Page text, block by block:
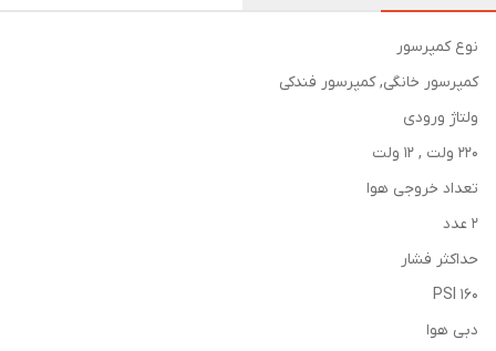
نوع کمپرسور
کمپرسور خانگی, کمپرسور فندکی
ولتاژ ورودی
220 ولت , 12 ولت
تعداد خروجی هوا
2 عدد
حداکثر فشار
160 PSI
دبی هوا